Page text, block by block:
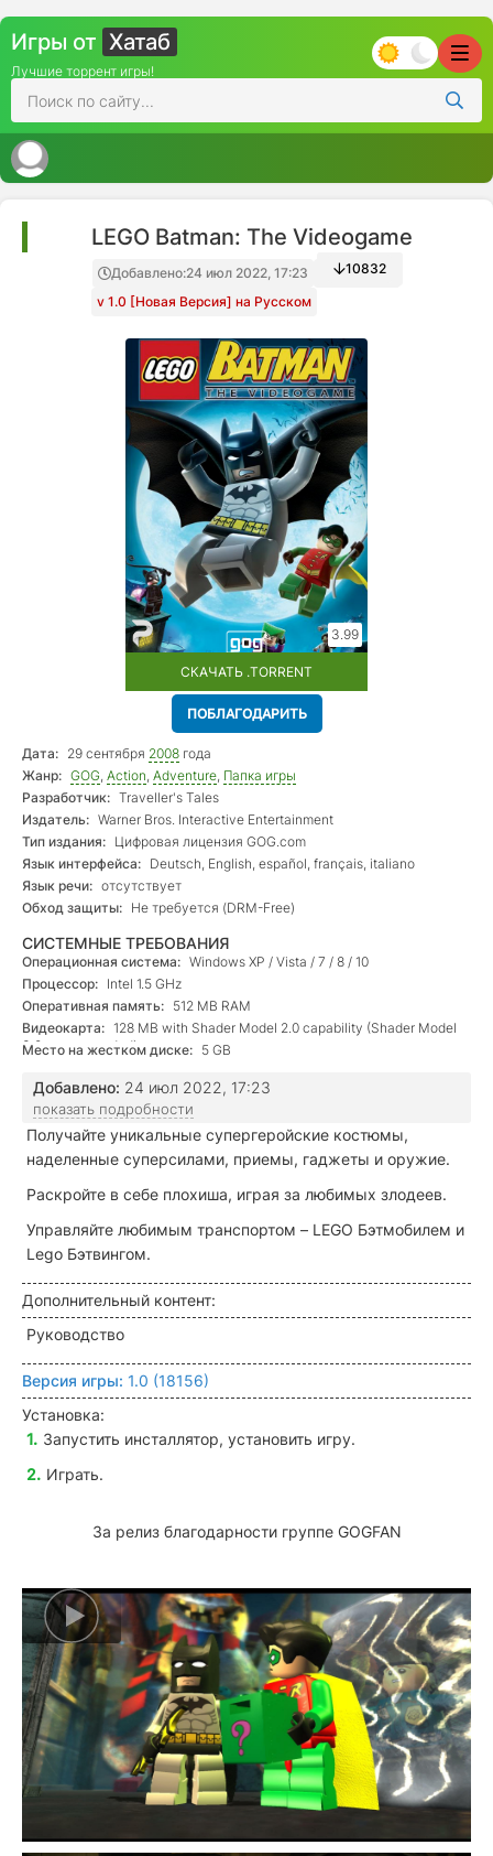
Игры от Хатаб
Лучшие торрент игры!
LEGO Batman: The Videogame
Добавлено:24 июл 2022, 17:23
Папка игры
v 1.0 [Новая Версия] на Русском
10832
3.99
СКАЧАТЬ .TORRENT
ПОБЛАГОДАРИТЬ
Дата: 29 сентября 2008 года
Жанр: GOG, Action, Adventure, Папка игры
Разработчик: Traveller's Tales
Издатель: Warner Bros. Interactive Entertainment
Тип издания: Цифровая лицензия GOG.com
Язык интерфейса: Deutsch, English, español, français, italiano
Язык речи: отсутствует
Обход защиты: Не требуется (DRM-Free)
СИСТЕМНЫЕ ТРЕБОВАНИЯ
Операционная система: Windows XP / Vista / 7 / 8 / 10
Процессор: Intel 1.5 GHz
Оперативная память: 512 MB RAM
Видеокарта: 128 MB with Shader Model 2.0 capability (Shader Model
3.0 recommended)
Место на жестком диске: 5 GB
Добавлено: 24 июл 2022, 17:23
показать подробности
Получайте уникальные супергеройские костюмы,
наделенные суперсилами, приемы, гаджеты и оружие.
Раскройте в себе плохиша, играя за любимых злодеев.
Управляйте любимым транспортом – LEGO Бэтмобилем и
Lego Бэтвингом.
Дополнительный контент:
Руководство
Версия игры: 1.0 (18156)
Установка:
Запустить инсталлятор, установить игру.
Играть.
За релиз благодарности группе GOGFAN